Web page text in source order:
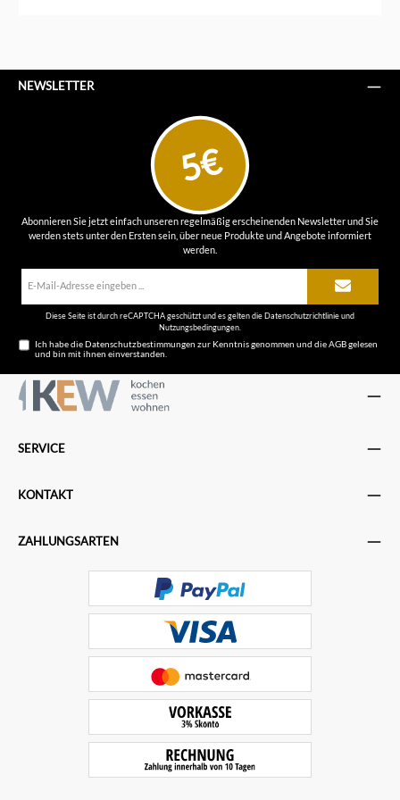
NEWSLETTER
5€
Abonnieren Sie jetzt einfach unseren regelmäßig erscheinenden Newsletter und Sie
werden stets unter den Ersten sein, über neue Produkte und Angebote informiert
werden.
Diese Seite ist durch reCAPTCHA geschützt und es gelten die Datenschutzrichtlinieund
Nutzungsbedingungen.
Ich habe dieDatenschutzbestimmungen zur Kenntnis genommen und dieAGBgelesen
und bin mit ihnen einverstanden.
SERVICE
KONTAKT
ZAHLUNGSARTEN